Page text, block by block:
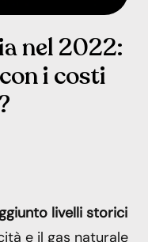
nel 2022:
i costi
livelli storici
e il gas naturale